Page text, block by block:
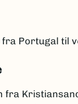
Portugal til
fra